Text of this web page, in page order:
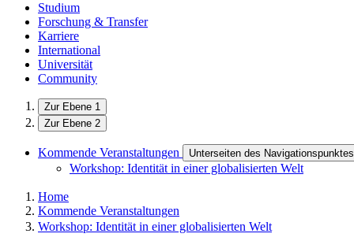
Studium
Forschung & Transfer
Karriere
International
Universität
Community
Zur Ebene 1
Zur Ebene 2
Kommende Veranstaltungen Unterseiten des
Workshop: Identität in einer globalisierten Welt
Home
Kommende Veranstaltungen
Workshop: Identität in einer globalisierten Welt